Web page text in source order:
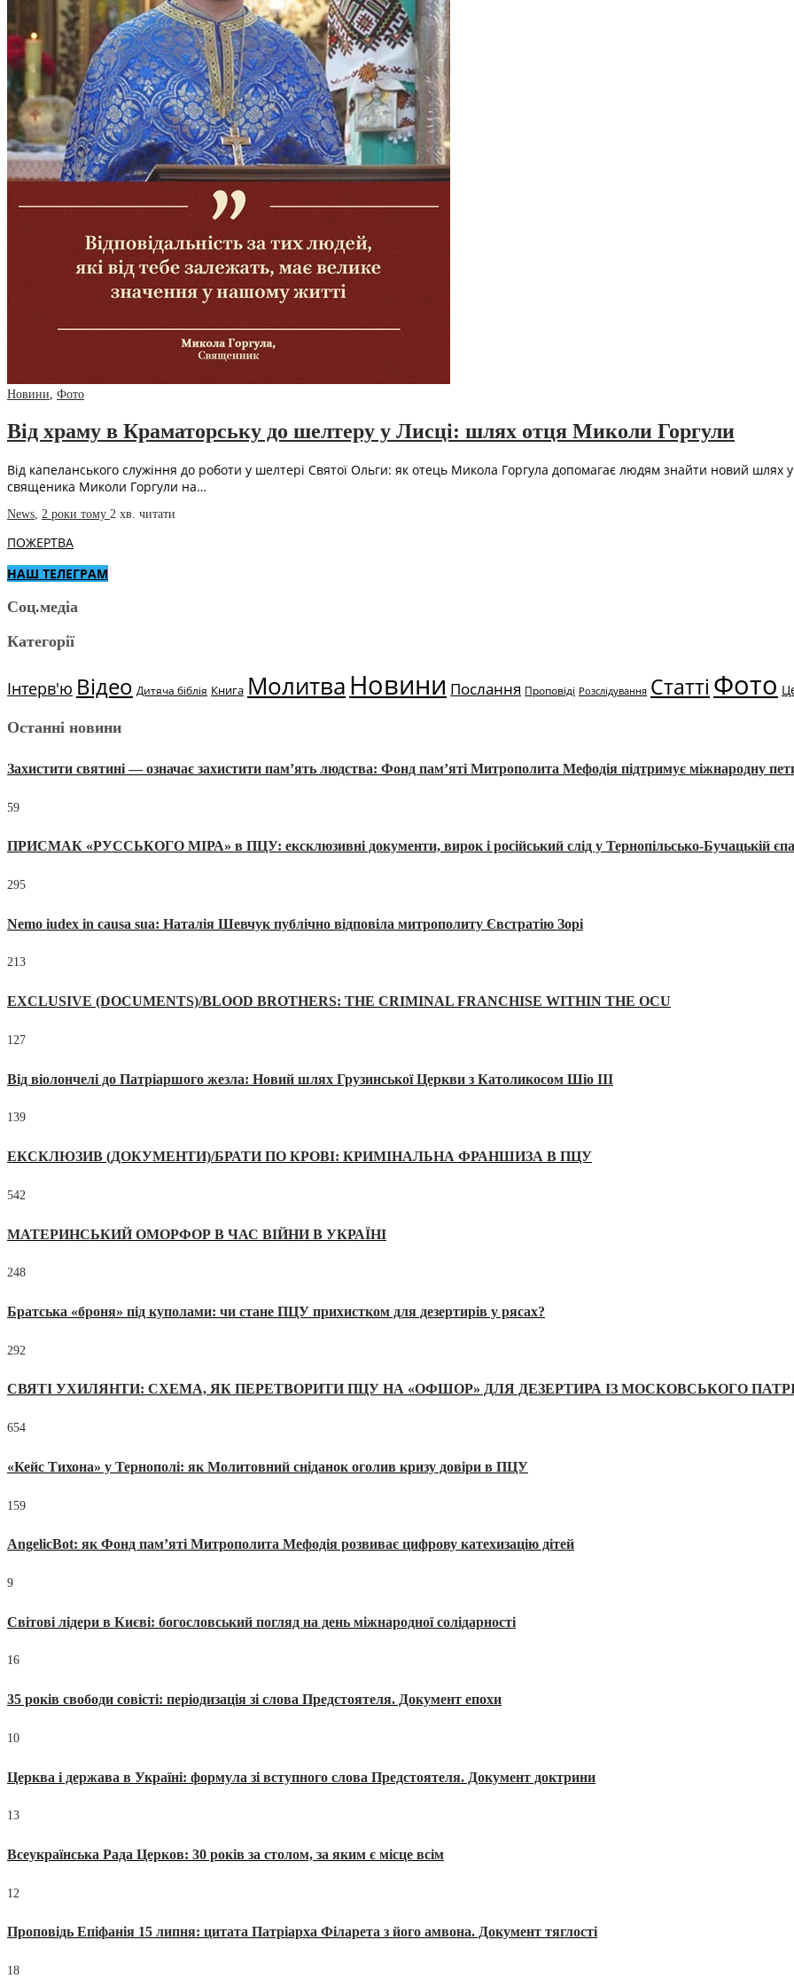
Новини, Фото
Від храму в Краматорську до шелтеру у Лисці: шлях отця Миколи Горгули
Від капеланського служіння до роботи у шелтері Святої Ольги: як отець Микола Горгула допомагає людям знайти новий шлях
священика Миколи Горгули на…
News, 2 роки тому 2 хв. читати
ПОЖЕРТВА
НАШ ТЕЛЕГРАМ
Соц.медіа
Категорії
Інтерв'ю Відео Дитяча біблія Книга МолитваНовини Послання Проповіді Розслідування Статті Фото
Останні новини
Захистити святині — означає захистити пам’ять людства: Фонд пам’яті Митрополита Мефодія підтримує міжнародну
59
ПРИСМАК «РУССЬКОГО МІРА» в ПЦУ: ексклюзивні документи, вирок і російський слід у Тернопільсько-Бучацькій
295
Nemo iudex in causa sua: Наталія Шевчук публічно відповіла митрополиту Євстратію Зорі
213
EXCLUSIVE (DOCUMENTS)/BLOOD BROTHERS: THE CRIMINAL FRANCHISE WITHIN THE OCU
127
Від віолончелі до Патріаршого жезла: Новий шлях Грузинської Церкви з Католикосом Шіо III
139
ЕКСКЛЮЗИВ (ДОКУМЕНТИ)/БРАТИ ПО КРОВІ: КРИМІНАЛЬНА ФРАНШИЗА В ПЦУ
542
МАТЕРИНСЬКИЙ ОМОРФОР В ЧАС ВІЙНИ В УКРАЇНІ
248
Братська «броня» під куполами: чи стане ПЦУ прихистком для дезертирів у рясах?
292
СВЯТІ УХИЛЯНТИ: СХЕМА, ЯК ПЕРЕТВОРИТИ ПЦУ НА «ОФШОР» ДЛЯ ДЕЗЕРТИРА ІЗ МОСКОВСЬКОГО
654
«Кейс Тихона» у Тернополі: як Молитовний сніданок оголив кризу довіри в ПЦУ
159
AngelicBot: як Фонд пам’яті Митрополита Мефодія розвиває цифрову катехизацію дітей
9
Світові лідери в Києві: богословський погляд на день міжнародної солідарності
16
35 років свободи совісті: періодизація зі слова Предстоятеля. Документ епохи
10
Церква і держава в Україні: формула зі вступного слова Предстоятеля. Документ доктрини
13
Всеукраїнська Рада Церков: 30 років за столом, за яким є місце всім
12
Проповідь Епіфанія 15 липня: цитата Патріарха Філарета з його амвона. Документ тяглості
18